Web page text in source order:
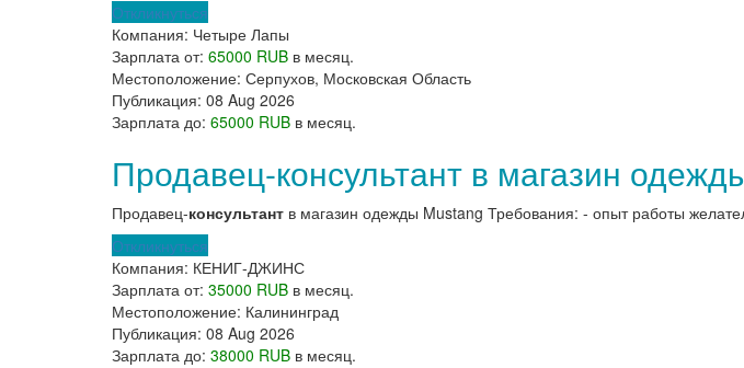
Откликнуться
Компания: Четыре Лапы
Зарплата от: 65000 RUB в месяц.
Местоположение: Серпухов, Московская Область
Публикация: 08 Aug 2026
Зарплата до: 65000 RUB в месяц.
Продавец-консультант в магазин
Продавец-консультант в магазин одежды Mustang Требования: - опыт работы
Откликнуться
Компания: КЕНИГ-ДЖИНС
Зарплата от: 35000 RUB в месяц.
Местоположение: Калининград
Публикация: 08 Aug 2026
Зарплата до: 38000 RUB в месяц.